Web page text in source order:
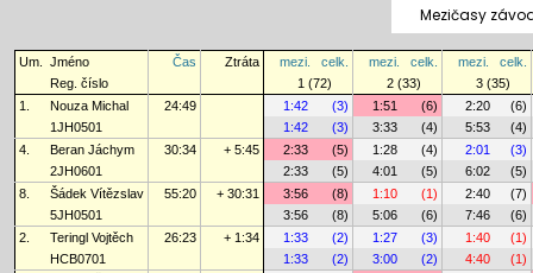
Mezičasy
Um. Jméno Čas Ztráta mezi. celk. mezi. celk. mezi.
celk.
Reg. číslo
1 (72) 2 (33)
3 (35)
1.
Nouza Michal 24:49 1:42 (3) 1:51 (6) 2:20
(6)
1JH0501
1:42 (3) 3:33 (4) 5:53
(4)
4.
Beran Jáchym 30:34 + 5:45 2:33 (5) 1:28 (4) 2:01
(3)
2JH0601
2:33 (5) 4:01 (5) 6:02
(5)
8.
Šádek Vítězslav 55:20 + 30:31 3:56 (8) 1:10 (1) 2:40
(7)
5JH0501
3:56 (8) 5:06 (6) 7:46
(6)
2.
Teringl Vojtěch 26:23 + 1:34 1:33 (2) 1:27 (3) 1:40
(1)
HCB0701
1:33 (2) 3:00 (2) 4:40
(1)